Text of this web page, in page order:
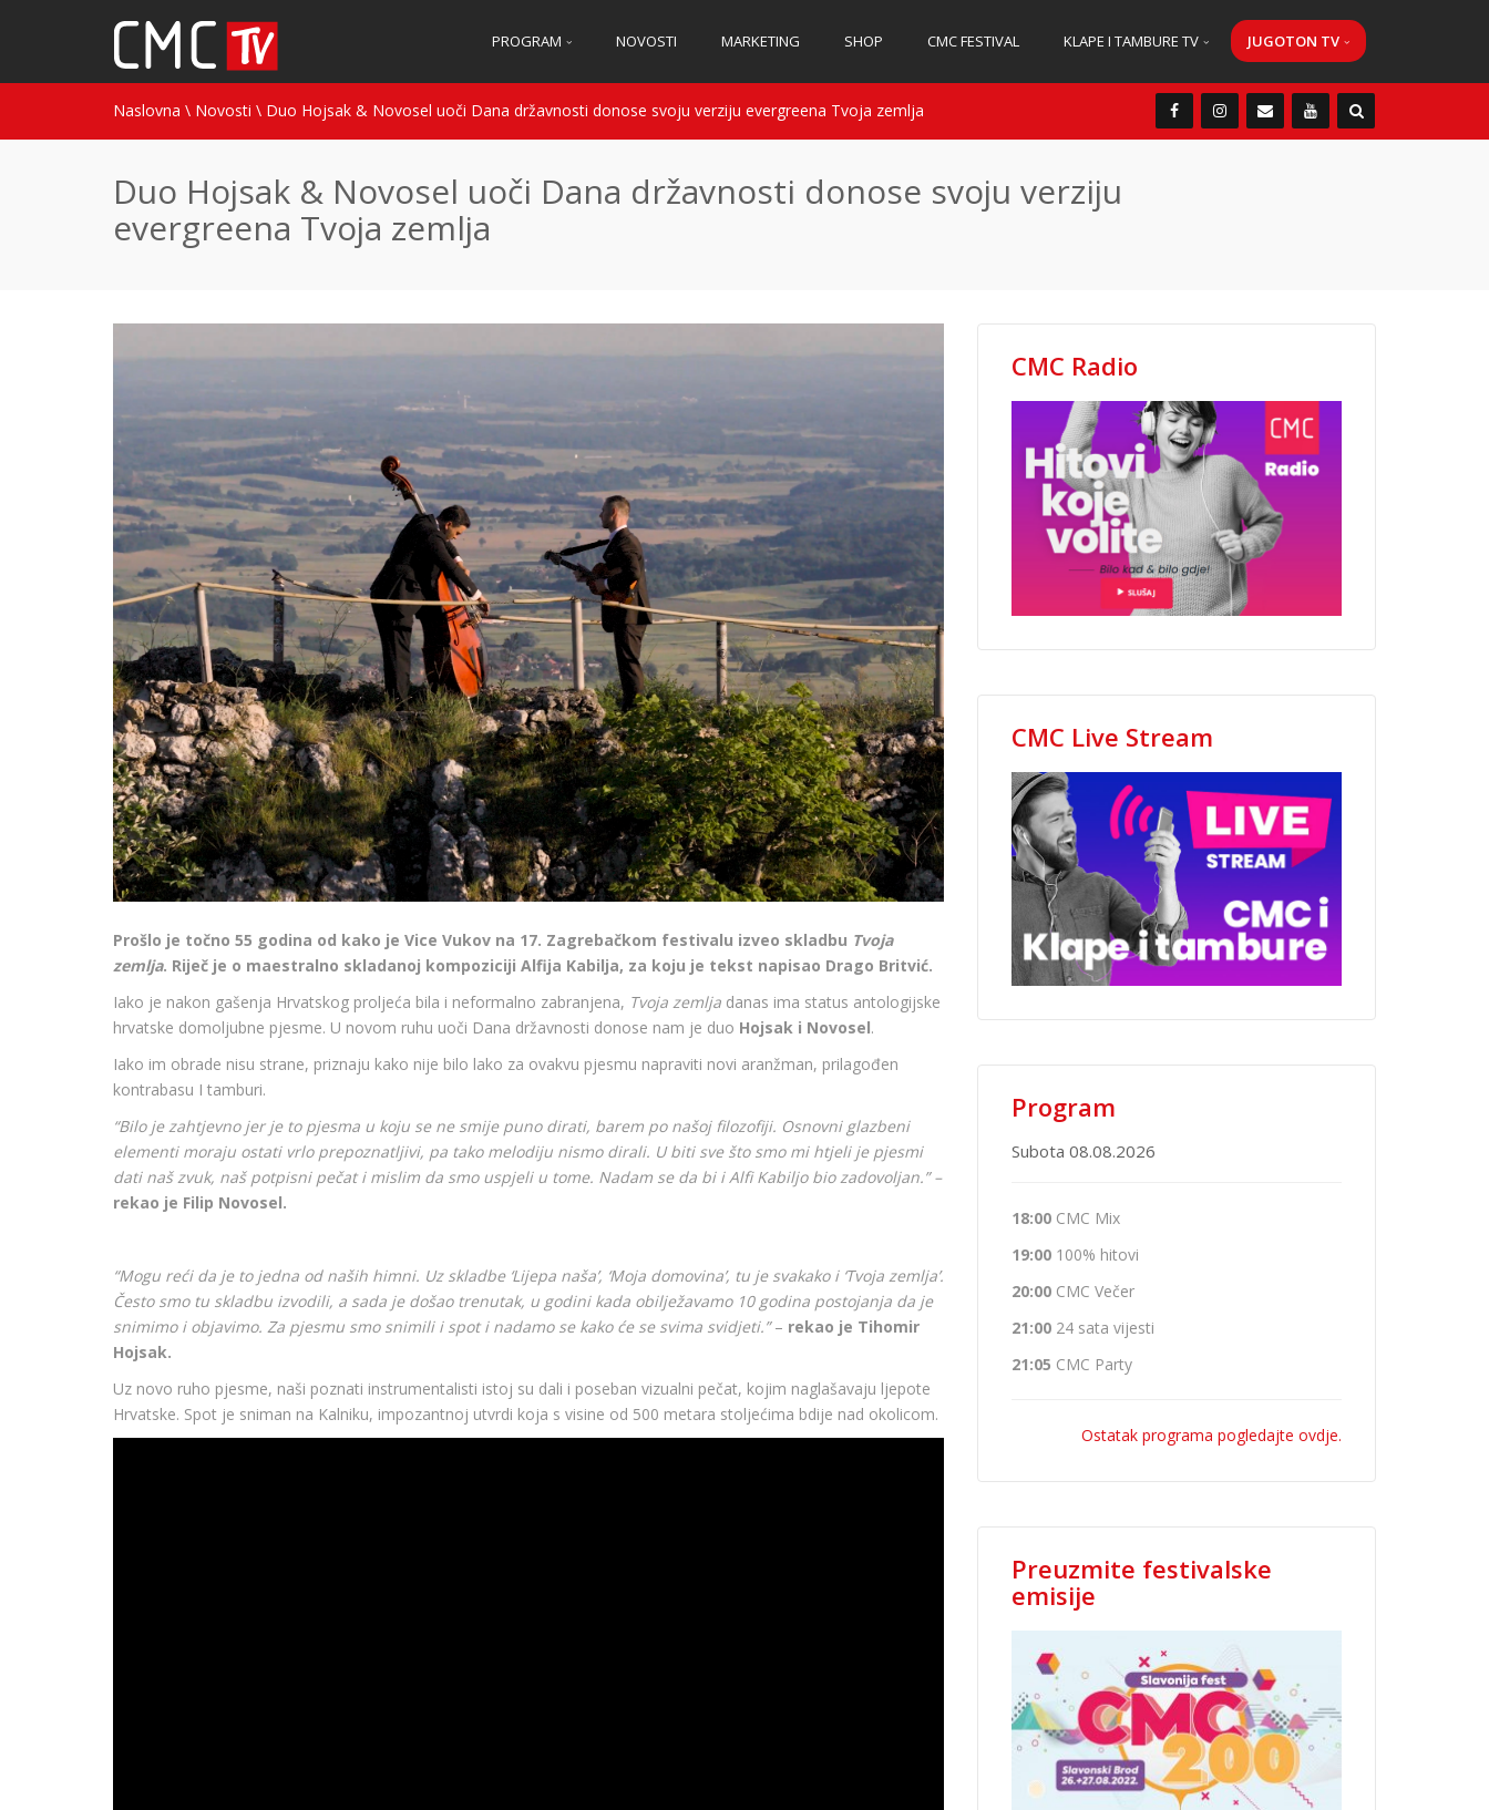
PROGRAM NOVOSTI MARKETING SHOP CMC FESTIVAL KLAPE I TAMBURE TV JUGOTON TV
Naslovna \ Novosti \ Duo Hojsak & Novosel uoči Dana državnosti donose svoju verziju evergreena Tvoja zemlja
Duo Hojsak & Novosel uoči Dana državnosti donose svoju verziju
evergreena Tvoja zemlja
Prošlo je točno 55 godina od kako je Vice Vukov na 17. Zagrebačkom festivalu izveo skladbu Tvoja
zemlja. Riječ je o maestralno skladanoj kompoziciji Alfija Kabilja, za koju je tekst napisao Drago Britvić.
Iako je nakon gašenja Hrvatskog proljeća bila i neformalno zabranjena, Tvoja zemlja danas ima status antologijske
hrvatske domoljubne pjesme. U novom ruhu uoči Dana državnosti donose nam je duo Hojsak i Novosel.
Iako im obrade nisu strane, priznaju kako nije bilo lako za ovakvu pjesmu napraviti novi aranžman, prilagođen
kontrabasu I tamburi.
“Bilo je zahtjevno jer je to pjesma u koju se ne smije puno dirati, barem po našoj filozofiji. Osnovni glazbeni
elementi moraju ostati vrlo prepoznatljivi, pa tako melodiju nismo dirali. U biti sve što smo mi htjeli je pjesmi
dati naš zvuk, naš potpisni pečat i mislim da smo uspjeli u tome. Nadam se da bi i Alfi Kabiljo bio zadovoljan.” –
rekao je Filip Novosel.
“Mogu reći da je to jedna od naših himni. Uz skladbe ‘Lijepa naša’, ‘Moja domovina’, tu je svakako i ‘Tvoja zemlja’.
Često smo tu skladbu izvodili, a sada je došao trenutak, u godini kada obilježavamo 10 godina postojanja da je
snimimo i objavimo. Za pjesmu smo snimili i spot i nadamo se kako će se svima svidjeti.”– rekao je Tihomir
Hojsak.
Uz novo ruho pjesme, naši poznati instrumentalisti istoj su dali i poseban vizualni pečat, kojim naglašavaju ljepote
Hrvatske. Spot je sniman na Kalniku, impozantnoj utvrdi koja s visine od 500 metara stoljećima bdije nad okolicom.
CMC Radio
CMC Live Stream
Program
Subota 08.08.2026
18:00 CMC Mix
19:00 100% hitovi
20:00 CMC Večer
21:00 24 sata vijesti
21:05 CMC Party
Ostatak programa pogledajte ovdje.
Preuzmite festivalske
emisije